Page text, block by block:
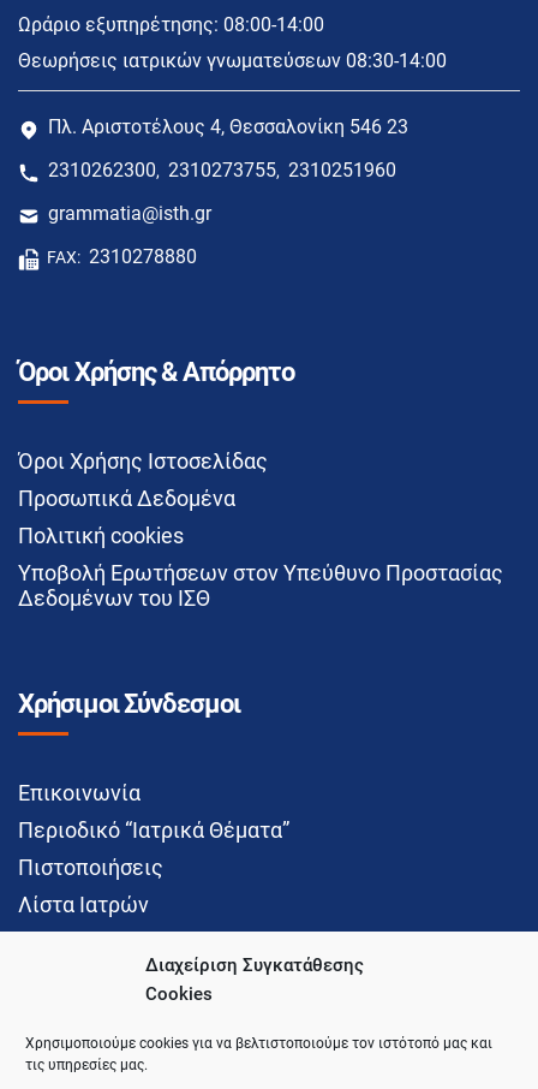
Διαχείριση Συγκατάθεσης
Cookies
Χρησιμοποιούμε cookies για να βελτιστοποιούμε τον ιστότοπό μας και
τις υπηρεσίες μας.
Ωράριο εξυπηρέτησης: 08:00-14:00
Θεωρήσεις ιατρικών γνωματεύσεων 08:30-14:00
Πλ. Αριστοτέλους 4, Θεσσαλονίκη 546 23
2310262300, 2310273755, 2310251960
grammatia@isth.gr
FAX: 2310278880
Όροι Χρήσης & Απόρρητο
Όροι Χρήσης Ιστοσελίδας
Προσωπικά Δεδομένα
Πολιτική cookies
Υποβολή Ερωτήσεων στον Υπεύθυνο Προστασίας
Δεδομένων του ΙΣΘ
Χρήσιμοι Σύνδεσμοι
Επικοινωνία
Περιοδικό “Ιατρικά Θέματα”
Πιστοποιήσεις
Λίστα Ιατρών
Social Media